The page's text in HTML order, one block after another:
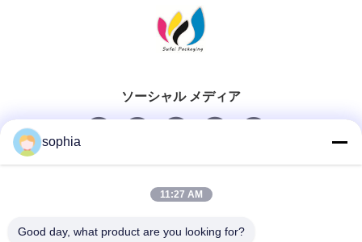
ソーシャル メディア
迅速な連絡
sophia
11:27 AM
Good day, what product are you looking for?